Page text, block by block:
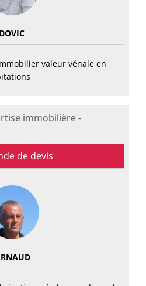
valeur vénale en
immobilière -
de devis